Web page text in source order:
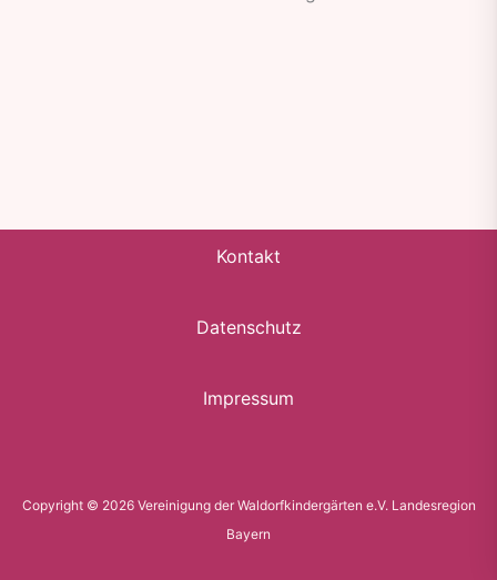
Kontakt
Datenschutz
Impressum
Copyright © 2026 Vereinigung der Waldorfkindergärten e.V. Landesregion
Bayern